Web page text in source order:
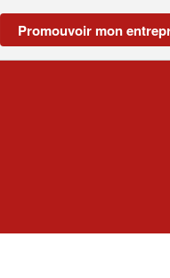
Promouvoir mon